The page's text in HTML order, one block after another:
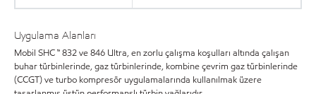
Uygulama Alanları
Mobil SHC ™ 832 ve 846 Ultra, en zorlu çalışma koşulları altında çalışan
buhar türbinlerinde, gaz türbinlerinde, kombine çevrim gaz türbinlerinde
(CCGT) ve turbo kompresör uygulamalarında kullanılmak üzere